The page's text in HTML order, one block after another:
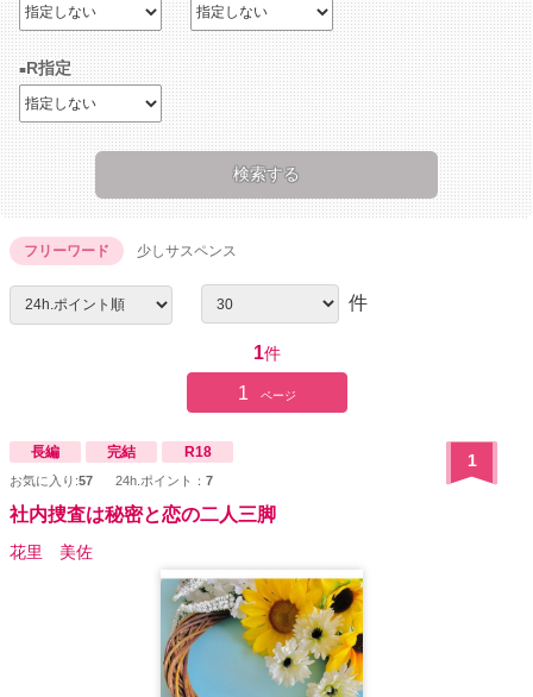
R指定
フリーワード 少しサスペンス
件
1件
1 ページ
長編 完結 R18
お気に入り:57 24h.ポイント： 7
1
社内捜査は秘密と恋の二人三脚
花里 美佐